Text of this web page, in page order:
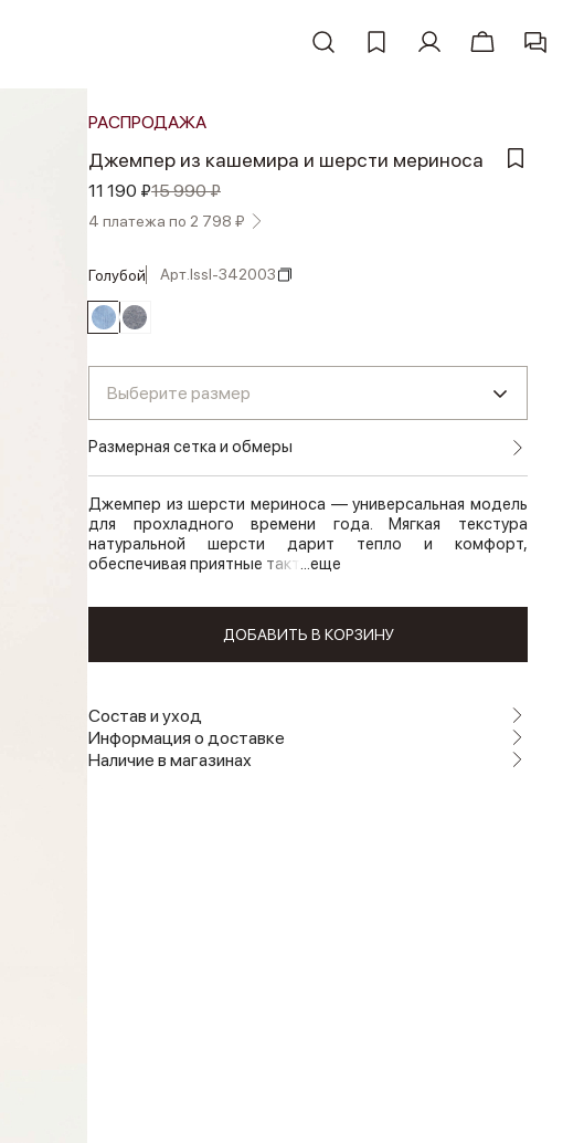
РАСПРОДАЖА
Джемпер из кашемира и шерсти мериноса
11 190 ₽15 990 ₽
4 платежа по 2 798 ₽
голубой Арт.lssl-342003
Выберите размер
Размерная сетка и обмеры
Джемпер из шерсти мериноса — универсальная модель
для прохладного времени года. Мягкая текстура
натуральной шерсти дарит тепло и комфорт,
обеспечивая приятные такт ...еще
ДОБАВИТЬ В КОРЗИНУ
Состав и уход
Информация о доставке
Наличие в магазинах